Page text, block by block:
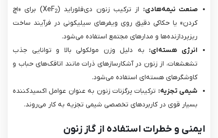
صنعت نیمه‌هادی: از ترکیب زنون دی‌فلوراید (XeF2
​) برای «اچ
کردن» یا حکاکی دقیق روی ویفرهای سیلیکونی در فرآیند ساخت
ریزپردازنده‌ها و مدارهای مجتمع استفاده می‌شود.
انرژی هسته‌ای: به دلیل وزن مولکولی بالا و توانایی جذب
تشعشعات، از زنون در آشکارسازهای ذرات مانند اتاقک‌های حباب و
کاوشگرهای هسته‌ای استفاده می‌شود.
شیمی تجزیه: ترکیبات پرگزنات زنون به عنوان عوامل اکسیدکننده
بسیار قوی در کاربردهای تخصصی شیمی تجزیه به کار می‌روند.
ایمنی و خطرات استفاده از گاز زنون